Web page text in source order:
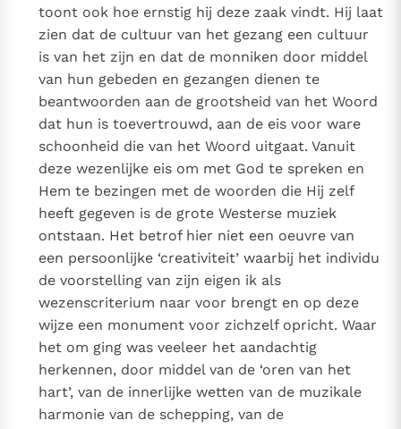
toont ook hoe ernstig hij deze zaak vindt. Hij laat
zien dat de cultuur van het gezang een cultuur
is van het zijn en dat de monniken door middel
van hun gebeden en gezangen dienen te
beantwoorden aan de grootsheid van het Woord
dat hun is toevertrouwd, aan de eis voor ware
schoonheid die van het Woord uitgaat. Vanuit
deze wezenlijke eis om met God te spreken en
Hem te bezingen met de woorden die Hij zelf
heeft gegeven is de grote Westerse muziek
ontstaan. Het betrof hier niet een oeuvre van
een persoonlijke ‘creativiteit’ waarbij het individu
de voorstelling van zijn eigen ik als
wezenscriterium naar voor brengt en op deze
wijze een monument voor zichzelf opricht. Waar
het om ging was veeleer het aandachtig
herkennen, door middel van de ‘oren van het
hart’, van de innerlijke wetten van de muzikale
harmonie van de schepping, van de